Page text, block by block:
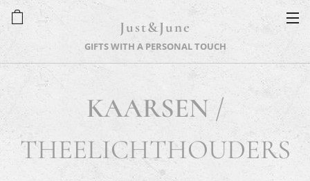
Just&June
GIFTS WITH A PERSONAL TOUCH
KAARSEN/
THEELICHTHOUDERS